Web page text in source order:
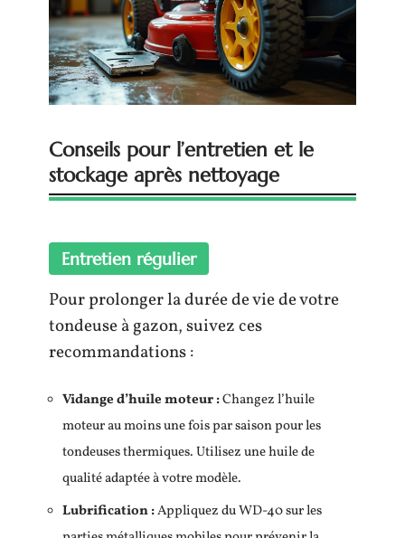
Conseils pour l’entretien et le
stockage après nettoyage
Entretien régulier
Pour prolonger la durée de vie de votre
tondeuse à gazon, suivez ces
recommandations :
Vidange d’huile moteur :Changez l’huile
moteur au moins une fois par saison pour les
tondeuses thermiques. Utilisez une huile de
qualité adaptée à votre modèle.
Lubrification :Appliquez du WD-40 sur les